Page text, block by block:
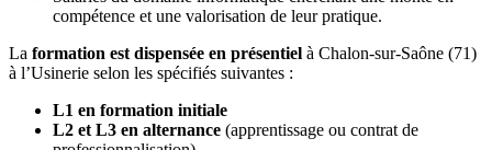
compétence et une valorisation de leur pratique.
La formation est dispensée en présentiel à Chalon-sur-Saône (71)
à l’Usinerie selon les spécifiés suivantes :
L1 en formation initiale
L2 et L3 en alternance (apprentissage ou contrat de